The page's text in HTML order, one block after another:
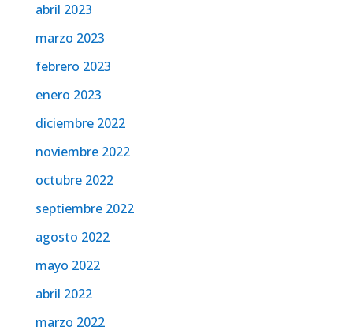
abril 2023
marzo 2023
febrero 2023
enero 2023
diciembre 2022
noviembre 2022
octubre 2022
septiembre 2022
agosto 2022
mayo 2022
abril 2022
marzo 2022